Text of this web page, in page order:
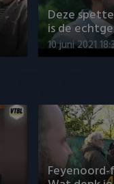
Deze
is de
10 juni 2021
Feyenoord-